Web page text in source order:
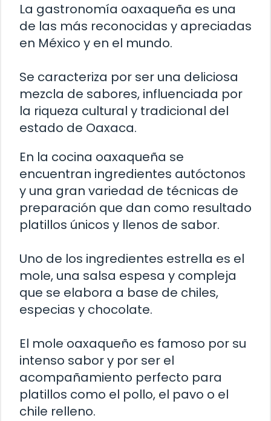
La gastronomía oaxaqueña es una
de las más reconocidas y apreciadas
en México y en el mundo.
Se caracteriza por ser una deliciosa
mezcla de sabores, influenciada por
la riqueza cultural y tradicional del
estado de Oaxaca.
En la cocina oaxaqueña se
encuentran ingredientes autóctonos
y una gran variedad de técnicas de
preparación que dan como resultado
platillos únicos y llenos de sabor.
Uno de los ingredientes estrella es el
mole, una salsa espesa y compleja
que se elabora a base de chiles,
especias y chocolate.
El mole oaxaqueño es famoso por su
intenso sabor y por ser el
acompañamiento perfecto para
platillos como el pollo, el pavo o el
chile relleno.